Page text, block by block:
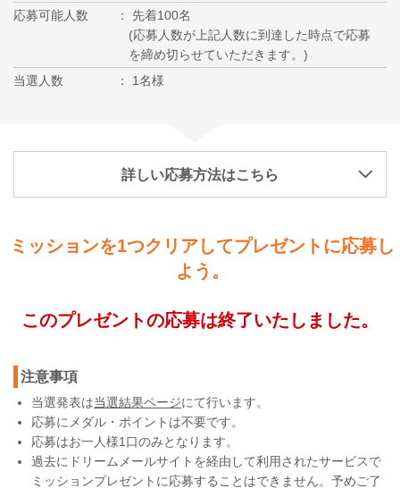
応募可能人数
先着100名
(応募人数が上記人数に到達した時点で応募
を締め切らせていただきます。)
当選人数
1名様
詳しい応募方法はこちら
ミッションを1つクリアしてプレゼントに応募し
よう。
このプレゼントの応募は終了いたしました。
注意事項
当選発表は当選結果ページにて行います。
応募にメダル・ポイントは不要です。
応募はお一人様1口のみとなります。
過去にドリームメールサイトを経由して利用されたサービスで
ミッションプレゼントに応募することはできません。予めご了